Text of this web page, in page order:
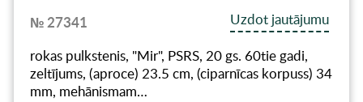
№ 27341
Uzdot jautājumu
rokas pulkstenis, "Mir", PSRS, 20 gs. 60tie gadi,
zeltījums, (aproce) 23.5 cm, (ciparnīcas korpuss) 34
mm, mehānismam…